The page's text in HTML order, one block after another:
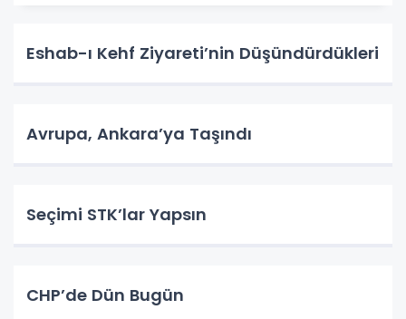
Eshab-ı Kehf Ziyareti’nin Düşündürdükleri
Avrupa, Ankara’ya Taşındı
Seçimi STK’lar Yapsın
CHP’de Dün Bugün